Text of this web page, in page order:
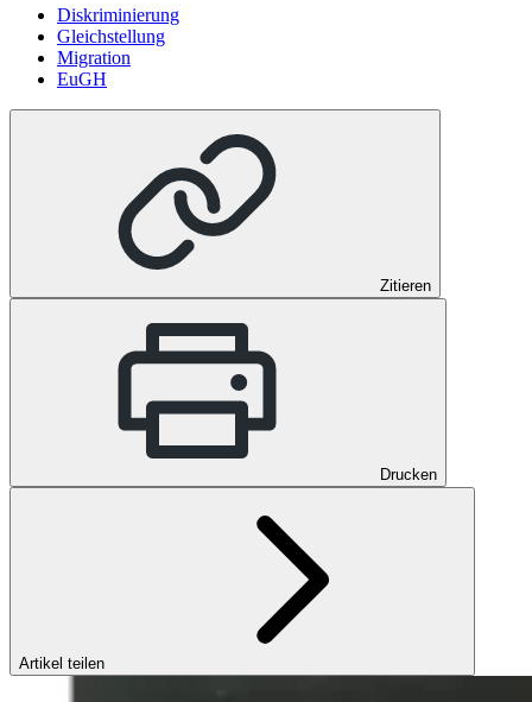
Diskriminierung
Gleichstellung
Migration
EuGH
Zitieren
Drucken
Artikel teilen